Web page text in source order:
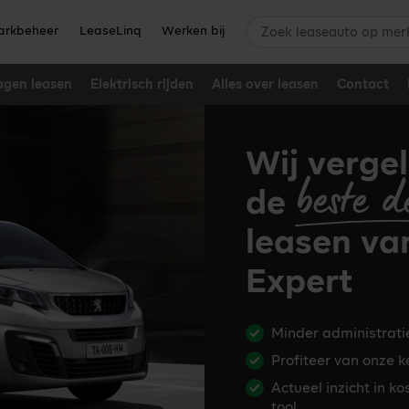
LeaseLinq Werken bij
leasen Elektrisch rijden Alles over leasen Contact
Zoek leaseauto op
Wij
de beste
leasen
Expert
Minder
Profiteer van onze
Actueel inzicht in